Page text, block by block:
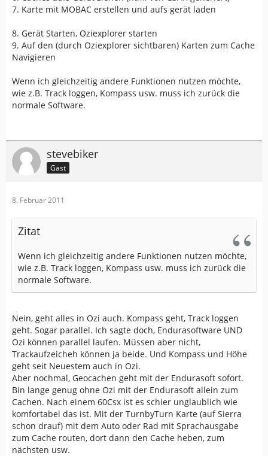
7. Karte mit MOBAC erstellen und aufs gerät laden
8. Gerät Starten, Oziexplorer starten
9. Auf den (durch Oziexplorer sichtbaren) Karten zum Cache
Navigieren
Wenn ich gleichzeitig andere Funktionen nutzen möchte,
wie z.B. Track loggen, Kompass usw. muss ich zurück die
normale Software.
stevebiker
Gast
8. Februar 2011
Zitat
Wenn ich gleichzeitig andere Funktionen nutzen möchte,
wie z.B. Track loggen, Kompass usw. muss ich zurück die
normale Software.
Nein, geht alles in Ozi auch. Kompass geht, Track loggen
geht. Sogar parallel. Ich sagte doch, Endurasoftware UND
Ozi können parallel laufen. Müssen aber nicht,
Trackaufzeicheh können ja beide. Und Kompass und Höhe
geht seit Neuestem auch in Ozi.
Aber nochmal, Geocachen geht mit der Endurasoft sofort.
Bin lange genug ohne Ozi mit der Endurasoft allein zum
Cachen. Nach einem 60Csx ist es schier unglaublich wie
komfortabel das ist. Mit der TurnbyTurn Karte (auf Sierra
schon drauf) mit dem Auto oder Rad mit Sprachausgabe
zum Cache routen, dort dann den Cache heben, zum
nächsten usw.